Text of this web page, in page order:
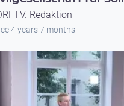
Redaktion
4 years 7 months